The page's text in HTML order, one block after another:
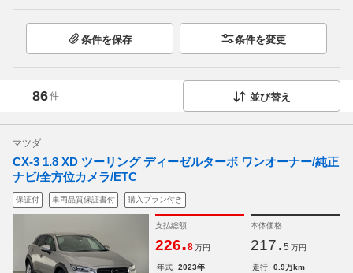
条件を保存 条件を変更
86件 並び替え
マツダ
CX-3 1.8 XD ツーリング ディーゼルターボ ワンオーナー/純正
ナビ/全方位カメラ/ETC
保証付 車両品質保証書付 購入プラン付き
支払総額
226.8 万円
本体価格
217. 5 万円
年式 2023年 走行
0.9万km